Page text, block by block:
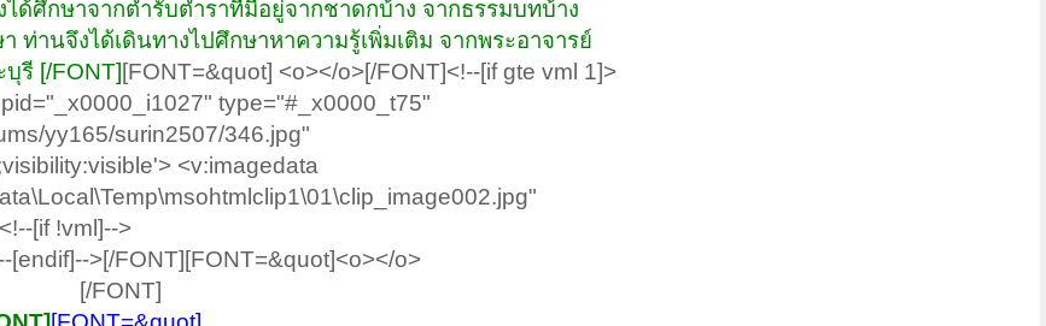
ด้ศึกษาจากตำรับตำราที่มีอยู่จากชาดกบ้าง จากธรรมบทบ้าง
ท่านจึงได้เดินทางไปศึกษาหาความรู้เพิ่มเติม จากพระอาจารย์
รี [/FONT] [FONT=&quot] <o></o>[/FONT]<!--[if gte vml 1]>
type="#_x0000_t75"
yy165/surin2507/346.jpg"
<v:imagedata
[if !vml]-->
[endif]-->[/FONT][FONT=&quot]<o></o>
[/FONT]​